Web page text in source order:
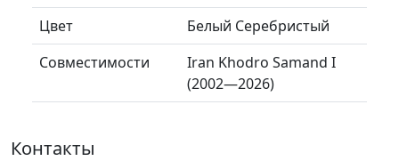
Цвет
Белый Серебристый
Совместимости
Iran Khodro Samand I
(2002—2026)
Контакты